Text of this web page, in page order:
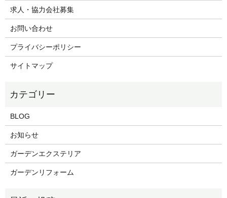
求人・協力会社募集
お問い合わせ
プライバシーポリシー
サイトマップ
BLOG
お知らせ
ガーデンエクステリア
ガーデンリフォーム